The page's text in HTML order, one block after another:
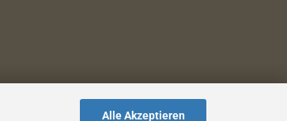
Alle Akzeptieren